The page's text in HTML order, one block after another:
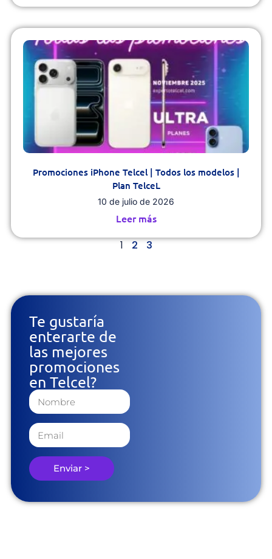
Promociones iPhone Telcel | Todos los modelos |
Plan TelceL
10 de julio de 2026
Leer más
1 2 3
Te gustaría
enterarte de
las mejores
promociones
en Telcel?
Enviar >